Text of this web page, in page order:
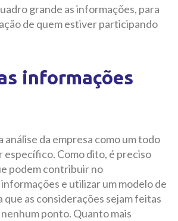
grande as informações, para
de quem estiver participando
informações
análise da empresa como um todo
específico. Como dito, é preciso
podem contribuir no
e utilizar um modelo de
que as considerações sejam feitas
ponto. Quanto mais